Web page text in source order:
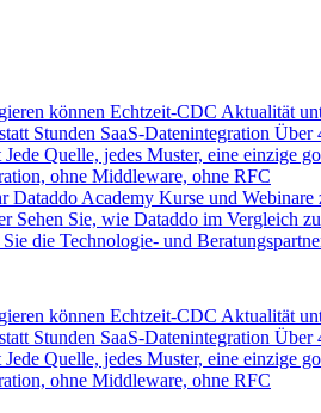
können Echtzeit-CDC Aktualität
Stunden SaaS-Datenintegration Über
Jede Quelle, jedes Muster, eine einzige
ohne Middleware, ohne RFC
Dataddo Academy Kurse und
Sehen Sie, wie Dataddo im Vergleich
die Technologie- und
können Echtzeit-CDC Aktualität
Stunden SaaS-Datenintegration Über
Jede Quelle, jedes Muster, eine einzige
ohne Middleware, ohne RFC